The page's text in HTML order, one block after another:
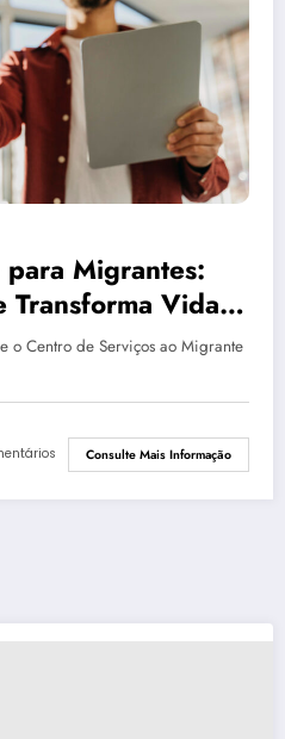
Migrantes:
Transforma Vidas
o Centro de Serviços ao Migrante
Consulte Mais Informação